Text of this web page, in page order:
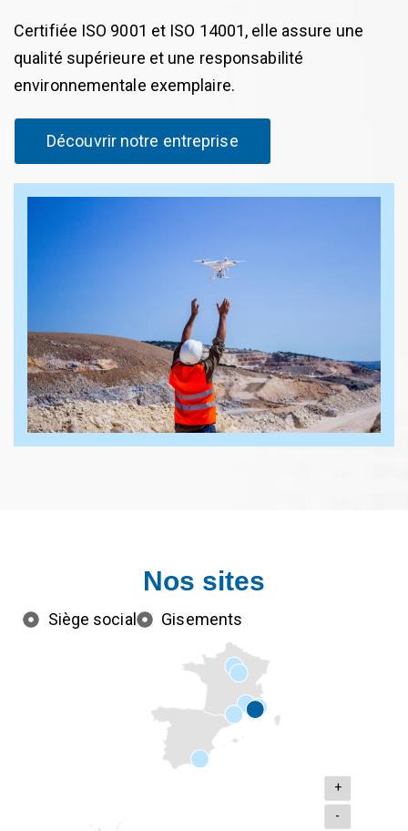
Certifiée ISO 9001 et ISO 14001, elle assure une
qualité supérieure et une responsabilité
environnementale exemplaire.
Découvrir notre entreprise
Nos sites
Siège social Gisements
+
-